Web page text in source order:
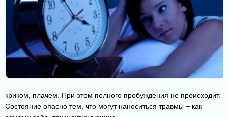
криком, плачем. При этом полного пробуждения не происходит.
Состояние опасно тем, что могут наноситься травмы − как